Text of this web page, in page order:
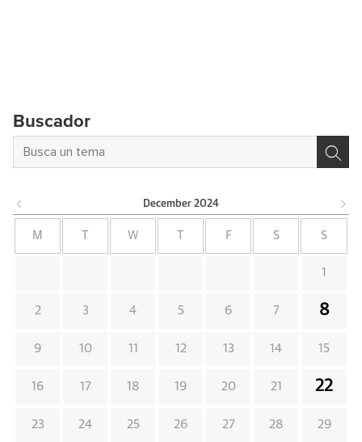
Buscador
December 2024
M W F S S
1
2 3 4 5 6 7 8
9 10 11 12 13 14 15
16 17 18 19 20 21 22
23 24 25 26 27 28 29